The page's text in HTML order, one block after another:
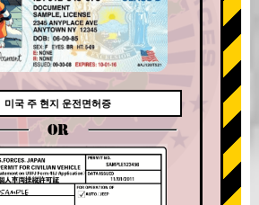
미국 주 현지 운전면허증
OR